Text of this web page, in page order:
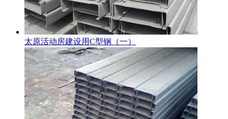
太原活动房建设用C型钢（一）